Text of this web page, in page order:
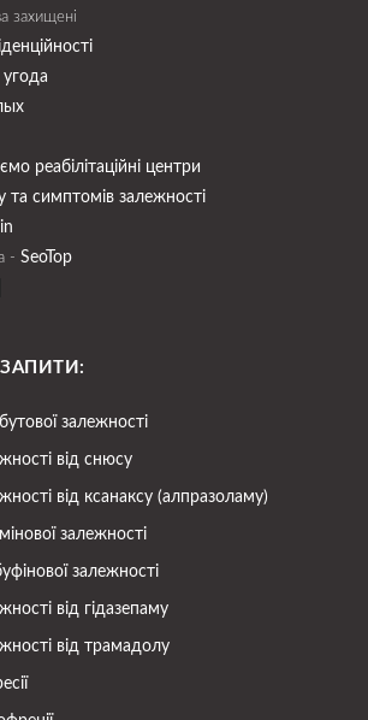
захищені
угода
реабілітаційні центри
та симптомів залежності
- SeoTop
ЗАПИТИ:
залежності
від снюсу
від ксанаксу (алпразоламу)
залежності
залежності
від гідазепаму
від трамадолу